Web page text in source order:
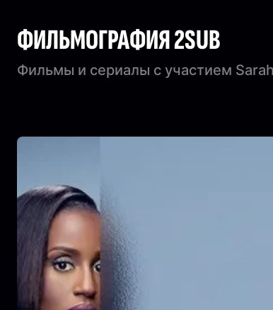
ФИЛЬМОГРАФИЯ 2SUB
Фильмы и сериалы с участием